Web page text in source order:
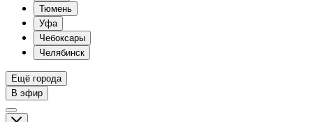
Тюмень
Уфа
Чебоксары
Челябинск
Ещё города
В эфир